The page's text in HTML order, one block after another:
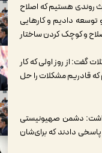
روندی هستیم که اصلاح
توسعه دادیم و کارهایی
و کوچک کردن ساختار
گفت: از روز اولی که کار
که قادریم مشکلات را حل
اظهار داشت: دشمن صهیونیستی
دادند که برای‌شان